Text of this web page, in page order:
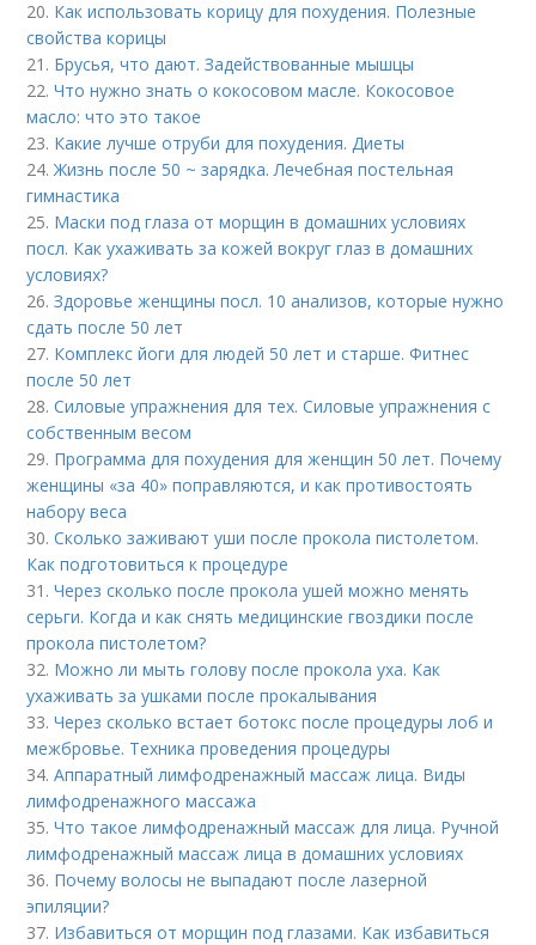
20. Как использовать корицу для похудения. Полезные
свойства корицы
21. Брусья, что дают. Задействованные мышцы
22.Что нужно знать о кокосовом масле. Кокосовое
масло: что это такое
23. Какие лучше отруби для похудения. Диеты
24.Жизнь после 50 ~ зарядка. Лечебная постельная
гимнастика
25. Маски под глаза от морщин в домашних условиях
посл. Как ухаживать за кожей вокруг глаз в домашних
условиях?
26.Здоровье женщины посл. 10 анализов, которые нужно
сдать после 50 лет
27. Комплекс йоги для людей 50 лет и старше. Фитнес
после 50 лет
28.Силовые упражнения для тех. Силовые упражнения с
собственным весом
29. Программа для похудения для женщин 50 лет. Почему
женщины «за 40» поправляются, и как противостоять
набору веса
30.Сколько заживают уши после прокола пистолетом.
Как подготовиться к процедуре
31.Через сколько после прокола ушей можно менять
серьги. Когда и как снять медицинские гвоздики после
прокола пистолетом?
32. Можно ли мыть голову после прокола уха. Как
ухаживать за ушками после прокалывания
33.Через сколько встает ботокс после процедуры лоб и
межбровье. Техника проведения процедуры
34.Аппаратный лимфодренажный массаж лица. Виды
лимфодренажного массажа
35.Что такое лимфодренажный массаж для лица. Ручной
лимфодренажный массаж лица в домашних условиях
36. Почему волосы не выпадают после лазерной
эпиляции?
37. Избавиться от морщин под глазами. Как избавиться